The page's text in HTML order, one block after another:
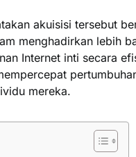
akuisisi tersebut
menghadirkan lebih
Internet inti secara
mereka.